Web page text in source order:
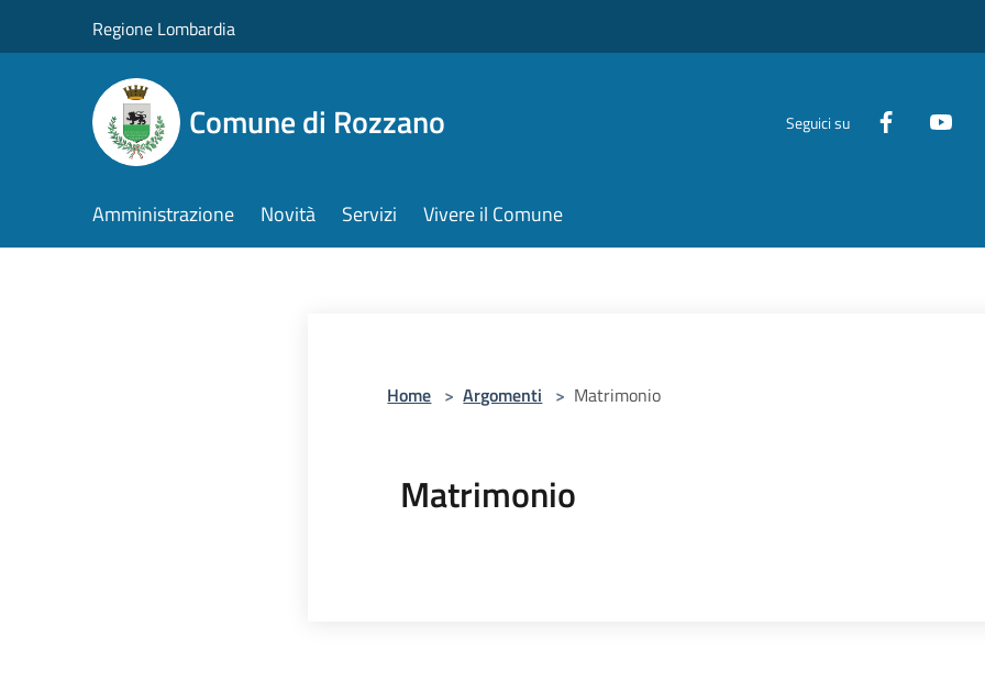
Regione Lombardia
Comune di Rozzano Seguici su
Amministrazione Novità Servizi Vivere il Comune
Home > Argomenti > Matrimonio
Matrimonio